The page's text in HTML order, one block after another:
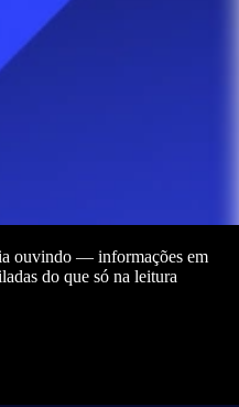
ouvindo — informações em
do que só na leitura